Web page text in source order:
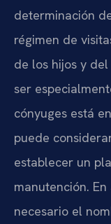
determinación
régimen de
de los hijos y
ser
cónyuges está
puede
establecer un
manutención.
necesario el